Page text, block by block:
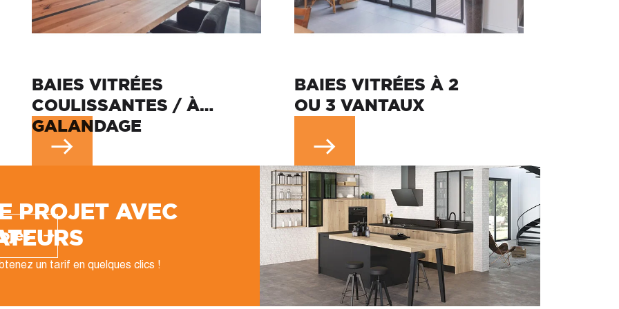
BAIES VITRÉES
COULISSANTES / À
GALANDAGE
BAIES VITRÉES À 2
OU 3 VANTAUX
PROJET AVEC
un tarif en quelques clics !